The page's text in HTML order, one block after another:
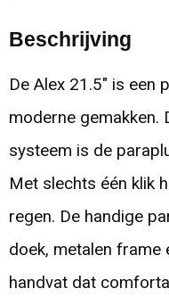
Beschrijving
De Alex 21.5" is een
moderne gemakken.
systeem is de
Met slechts één klik
regen. De handige
doek, metalen frame
handvat dat